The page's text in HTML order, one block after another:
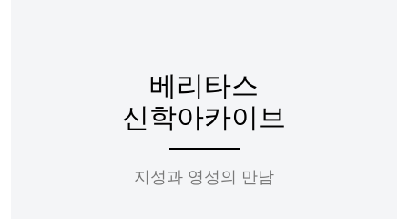
베리타스
신학아카이브
지성과 영성의 만남